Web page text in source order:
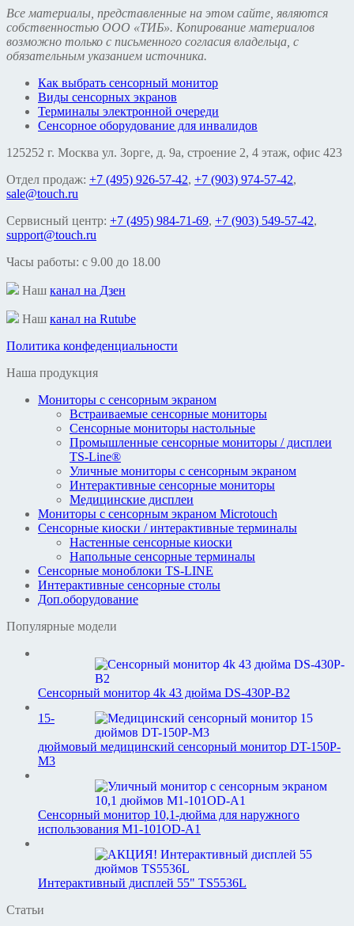
Все материалы, представленные на этом сайте, являются
собственностью ООО «ТИБ». Копирование материалов
возможно только с письменного согласия владельца, с
обязательным указанием источника.
Как выбрать сенсорный монитор
Виды сенсорных экранов
Терминалы электронной очереди
Сенсорное оборудование для инвалидов
125252 г. Москва ул. Зорге, д. 9а, строение 2, 4 этаж, офис 423
Отдел продаж: +7 (495) 926-57-42, +7 (903) 974-57-42,
sale@touch.ru
Сервисный центр: +7 (495) 984-71-69, +7 (903) 549-57-42,
support@touch.ru
Часы работы: c 9.00 до 18.00
Наш канал на Дзен
Наш канал на Rutube
Политика конфеденциальности
Наша продукция
Мониторы с сенсорным экраном
Встраиваемые сенсорные мониторы
Сенсорные мониторы настольные
Промышленные сенсорные мониторы / дисплеи
TS-Line®
Уличные мониторы с сенсорным экраном
Интерактивные сенсорные мониторы
Медицинские дисплеи
Мониторы с сенсорным экраном Microtouch
Сенсорные киоски / интерактивные терминалы
Настенные сенсорные киоски
Напольные сенсорные терминалы
Сенсорные моноблоки TS-LINE
Интерактивные сенсорные столы
Доп.оборудование
Популярные модели
Сенсорный монитор 4k 43 дюйма DS-430P-B2
15-
дюймовый медицинский сенсорный монитор DT-150P-
M3
Сенсорный монитор 10,1-дюйма для наружного
использования M1-101OD-A1
Интерактивный дисплей 55" TS5536L
Статьи